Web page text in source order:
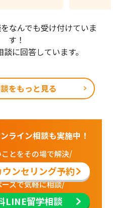
なんでも受け付けていま
す！
談に回答しています。
をもっと見る
ライン相談も実施中！
とをその場で解決/
ンセリング予約
スで気軽に相談/
LINE留学相談